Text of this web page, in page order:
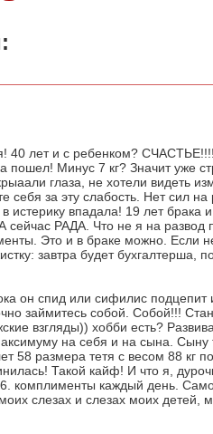
40 лет и с ребенком?
пошел! Минус 7 кг? Значит уже
глаза, не хотели видеть
себя за эту слабость. Нет сил
в истерику впадала! 19 лет
сейчас РАДА. Что не я на развод
Это и в браке можно. Если
завтра будет бухгалтерша,
он спид или сифилис
займитесь собой. Собой!!!
взгляды)) хобби есть?
на себя и на сына. Сыну
58 размера тетя с весом 88 кг
Такой кайф! И что я,
комплименты каждый день.
слезах и слезах моих детей,